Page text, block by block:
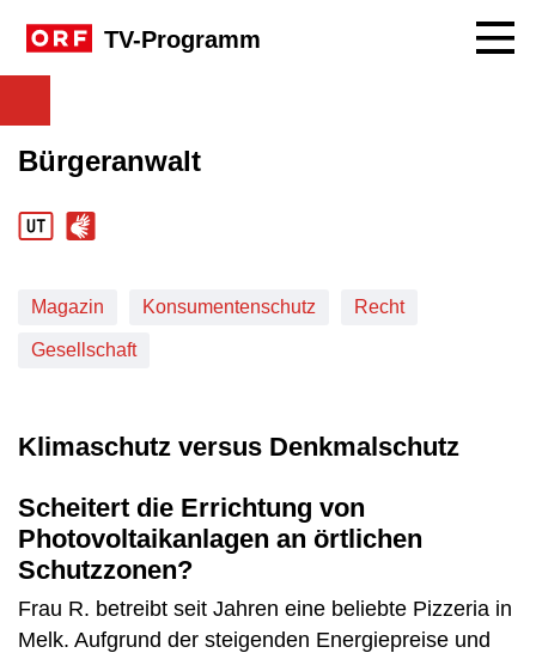
TV-Programm
Bürgeranwalt
Magazin Konsumentenschutz Recht
Gesellschaft
Klimaschutz versus Denkmalschutz
Scheitert die Errichtung von
Photovoltaikanlagen an örtlichen
Schutzzonen?
Frau R. betreibt seit Jahren eine beliebte Pizzeria in
Melk. Aufgrund der steigenden Energiepreise und